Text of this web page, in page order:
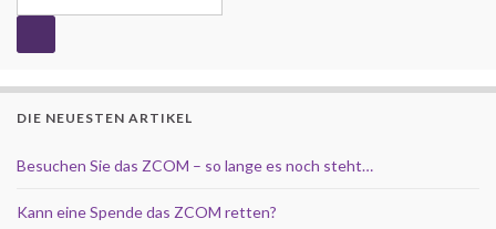
DIE NEUESTEN ARTIKEL
Besuchen Sie das ZCOM – so lange es noch steht…
Kann eine Spende das ZCOM retten?